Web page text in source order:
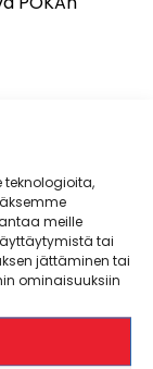
teknologioita,
meille
tai
jättäminen tai
ominaisuuksiin
viestintää